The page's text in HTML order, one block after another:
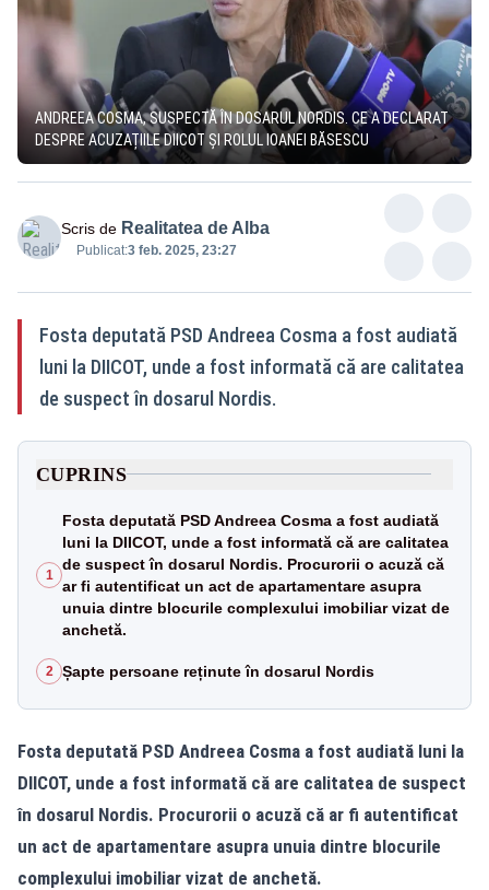
ANDREEA COSMA, SUSPECTĂ ÎN DOSARUL NORDIS. CE A DECLARAT
DESPRE ACUZAȚIILE DIICOT ȘI ROLUL IOANEI BĂSESCU​​​​​​​​​​​​​​​​
Scris de Realitatea de Alba
Publicat:3 feb. 2025, 23:27
Fosta deputată PSD Andreea Cosma a fost audiată
luni la DIICOT, unde a fost informată că are calitatea
de suspect în dosarul Nordis.
CUPRINS
1
Fosta deputată PSD Andreea Cosma a fost audiată
luni la DIICOT, unde a fost informată că are calitatea
de suspect în dosarul Nordis. Procurorii o acuză că
ar fi autentificat un act de apartamentare asupra
unuia dintre blocurile complexului imobiliar vizat de
anchetă.
2 Șapte persoane reținute în dosarul Nordis
Fosta deputată PSD Andreea Cosma a fost audiată luni la
DIICOT, unde a fost informată că are calitatea de suspect
în dosarul Nordis. Procurorii o acuză că ar fi autentificat
un act de apartamentare asupra unuia dintre blocurile
complexului imobiliar vizat de anchetă.